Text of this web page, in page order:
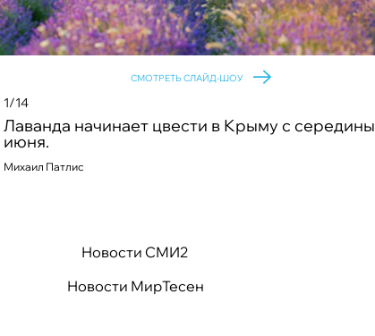
СМОТРЕТЬ СЛАЙД-ШОУ
1/14
Лаванда начинает цвести в Крыму с середины
июня.
Михаил Патлис
Новости СМИ2
Новости МирТесен